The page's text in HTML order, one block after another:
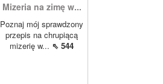
Mizeria na zimę w...
Poznaj mój sprawdzony
przepis na chrupiącą
mizerię w... ⇖ 544